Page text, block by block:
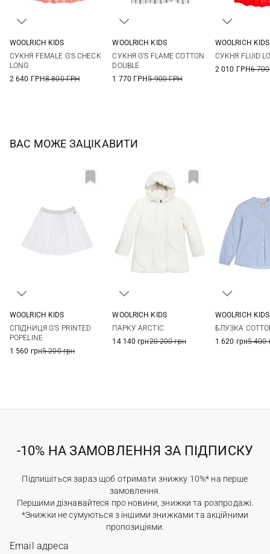
14
WOOLRICH KIDS
СУКНЯ FEMALE G'S CHECK
LONG
2 640 ГРН8 800 ГРН
12
WOOLRICH KIDS
СУКНЯ G’S FLAME COTTON
DOUBLE
1 770 ГРН5 900 ГРН
WOOLRICH KIDS
СУКНЯ FLUID
2 010 ГРН6
ВАС МОЖЕ ЗАЦІКАВИТИ
WOOLRICH KIDS
СПІДНИЦЯ G’S PRINTED
POPELINE
1 560 грн5 200 грн
WOOLRICH KIDS
ПАРКУ ARCTIC
14 140 грн20 200 грн
WOOLRICH KIDS
БЛУЗКА
1 620 грн5 400
-10% НА ЗАМОВЛЕННЯ ЗА ПІДПИСКУ
Підпишіться зараз щоб отримати знижку 10%* на перше
замовлення.
Першими дізнавайтеся про новини, знижки та розпродажі.
*Знижки не сумуються з іншими знижками та акційними
пропозиціями.